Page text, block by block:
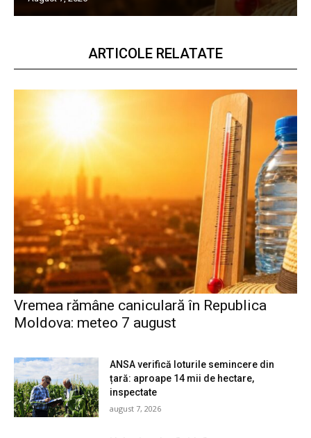
ARTICOLE RELATATE
Vremea rămâne caniculară în Republica
Moldova: meteo 7 august
ANSA verifică loturile semincere din
țară: aproape 14 mii de hectare,
inspectate
august 7, 2026